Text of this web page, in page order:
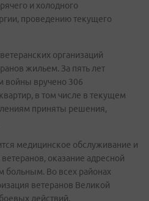
и холодного
проведению текущего
организаций
жильем. За пять лет
войны вручено 306
в том числе в текущем
приняты решения,
медицинское обслуживание и
оказание адресной
Во всех районах
ветеранов Великой
действий.